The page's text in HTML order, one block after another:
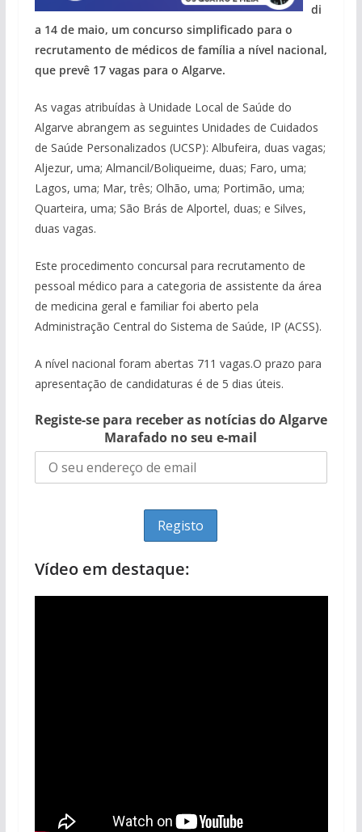
di
a 14 de maio, um concurso simplificado para o
recrutamento de médicos de família a nível nacional,
que prevê 17 vagas para o Algarve.
As vagas atribuídas à Unidade Local de Saúde do
Algarve abrangem as seguintes Unidades de Cuidados
de Saúde Personalizados (UCSP): Albufeira, duas vagas;
Aljezur, uma; Almancil/Boliqueime, duas; Faro, uma;
Lagos, uma; Mar, três; Olhão, uma; Portimão, uma;
Quarteira, uma; São Brás de Alportel, duas; e Silves,
duas vagas.
Este procedimento concursal para recrutamento de
pessoal médico para a categoria de assistente da área
de medicina geral e familiar foi aberto pela
Administração Central do Sistema de Saúde, IP (ACSS).
A nível nacional foram abertas 711 vagas.O prazo para
apresentação de candidaturas é de 5 dias úteis.
Registe-se para receber as notícias do Algarve
Marafado no seu e-mail
Vídeo em destaque: